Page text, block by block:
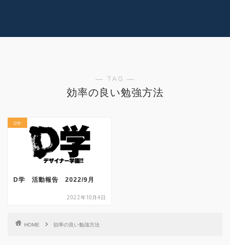
― TAG ―
効率の良い勉強方法
D学
D学 活動報告 2022/9月
2022年10月4日
HOME 効率の良い勉強方法